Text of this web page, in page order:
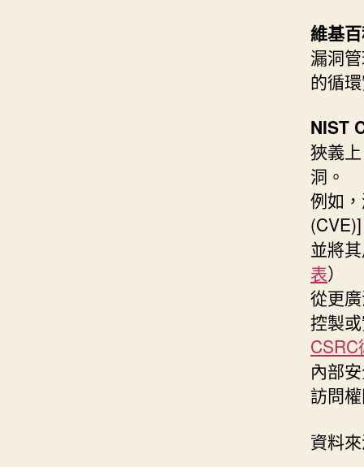
維基
漏洞
的循
NIST
狹義
洞。
例如
並將
表）
從更
控製
內部
訪問
資料